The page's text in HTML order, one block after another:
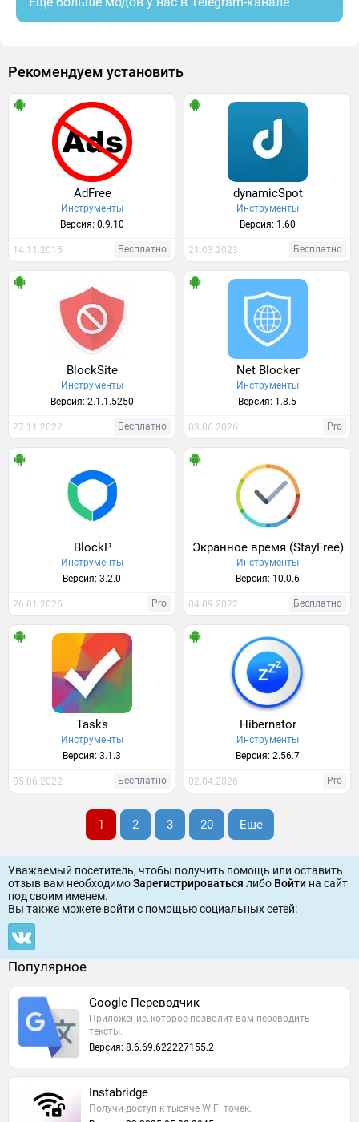
Рекомендуем установить
AdFree
Инструменты
Версия: 0.9.10
14.11.2015 Бесплатно
dynamicSpot
Инструменты
Версия: 1.60
21.03.2023 Бесплатно
BlockSite
Инструменты
Версия: 2.1.1.5250
27.11.2022 Бесплатно
Net Blocker
Инструменты
Версия: 1.8.5
03.06.2026 Pro
BlockP
Инструменты
Версия: 3.2.0
26.01.2026 Pro
Экранное время (StayFree)
Инструменты
Версия: 10.0.6
04.09.2022 Бесплатно
Tasks
Инструменты
Версия: 3.1.3
05.06.2022 Бесплатно
Hibernator
Инструменты
Версия: 2.56.7
02.04.2026 Pro
1 2 3 20 Еще
Уважаемый посетитель, чтобы получить помощь или оставить
отзыв вам необходимоЗарегистрироваться либо Войти на сайт
под своим именем.
Вы также можете войти c помощью социальных сетей:
Популярное
Google Переводчик
Приложение, которое позволит вам переводить
тексты.
Версия: 8.6.69.622227155.2
Instabridge
Получи доступ к тысяче WiFi точек.